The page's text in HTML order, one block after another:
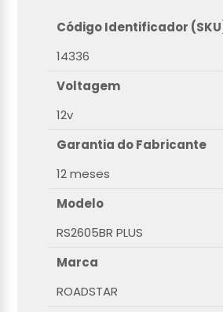
Código Identificador
14336
Voltagem
12v
Garantia do Fabricante
12 meses
Modelo
RS2605BR PLUS
Marca
ROADSTAR